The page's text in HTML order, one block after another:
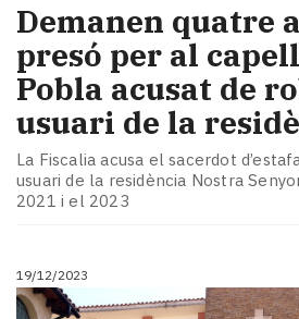
Enquestes
A
escena!
Dis
la
Subscriptors
La
Pallars
Contingut
Demanen quatre
presó per al
Pobla acusat de
usuari de la
La Fiscalia acusa el sacerdot
usuari de la residència Nostra
2021 i el 2023
19/12/2023